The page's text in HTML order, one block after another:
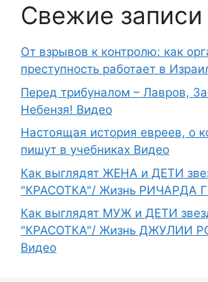
Свежие записи
От взрывов к контролю: как
преступность работает в
Перед трибуналом – Лавров,
Небензя! Видео
Настоящая история евреев, о
пишут в учебниках Видео
Как выглядят ЖЕНА и ДЕТИ
"КРАСОТКА"/ Жизнь РИЧАРДА
Как выглядят МУЖ и ДЕТИ
"КРАСОТКА"/ Жизнь ДЖУЛИИ
Видео